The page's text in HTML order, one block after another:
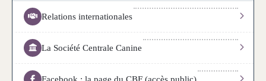
Relations internationales
La Société Centrale Canine